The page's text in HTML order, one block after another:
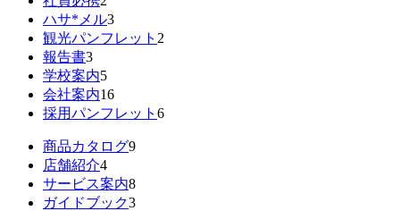
ハサ*メル3
観光パンフレット 2
報告書3
学校案内5
会社案内16
採用パンフレット 6
商品カタログ9
店舗紹介4
サービス案内8
ガイドブック3